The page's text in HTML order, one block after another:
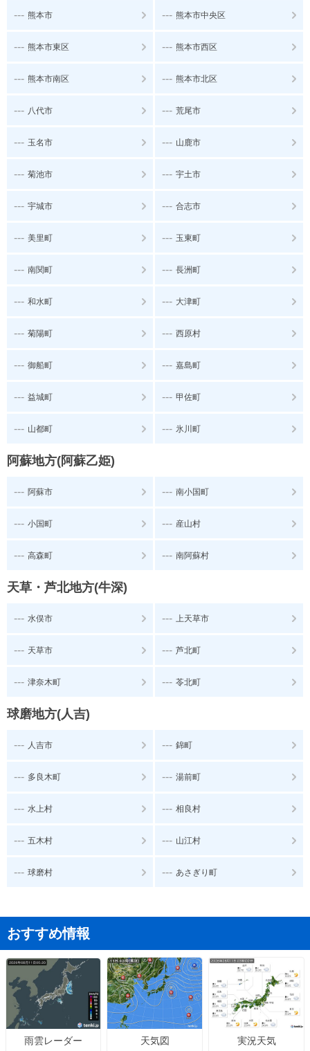
--- 熊本市 --- 熊本市中央区
--- 熊本市東区 --- 熊本市西区
--- 熊本市南区 --- 熊本市北区
--- 八代市 --- 荒尾市
--- 玉名市 --- 山鹿市
--- 菊池市 --- 宇土市
--- 宇城市 --- 合志市
--- 美里町 --- 玉東町
--- 南関町 --- 長洲町
--- 和水町 --- 大津町
--- 菊陽町 --- 西原村
--- 御船町 --- 嘉島町
--- 益城町 --- 甲佐町
--- 山都町 --- 氷川町
阿蘇地方(阿蘇乙姫)
--- 阿蘇市 --- 南小国町
--- 小国町 --- 産山村
--- 高森町 --- 南阿蘇村
天草・芦北地方(牛深)
--- 水俣市 --- 上天草市
--- 天草市 --- 芦北町
--- 津奈木町 --- 苓北町
球磨地方(人吉)
--- 人吉市 --- 錦町
--- 多良木町 --- 湯前町
--- 水上村 --- 相良村
--- 五木村 --- 山江村
--- 球磨村 --- あさぎり町
おすすめ情報
雨雲レーダー 天気図 実況天気